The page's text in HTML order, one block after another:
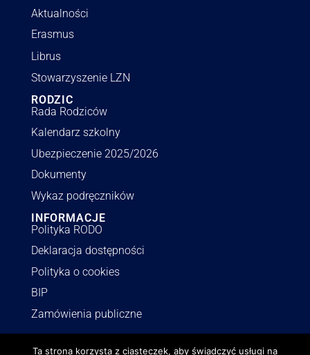
Aktualności
Erasmus
Librus
Stowarzyszenie LZN
RODZIC
Rada Rodziców
Kalendarz szkolny
Ubezpieczenie 2025/2026
Dokumenty
Wykaz podręczników
INFORMACJE
Polityka RODO
Deklaracja dostępności
Polityka o cookies
BIP
Zamówienia publiczne
Ta strona korzysta z ciasteczek, aby świadczyć usługi na